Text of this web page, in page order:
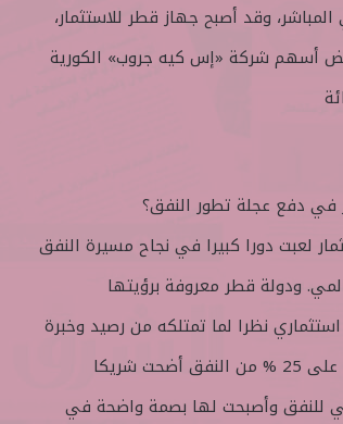
الأجنبي المباشر، وقد أصبح جهاز قطر للاستثمار،
أسهم شركة «إس كيه جروب» الكورية
في دفع عجلة تطور النفق؟
لعبت دورا كبيرا في نجاح مسيرة النفق
ودولة قطر معروفة برؤيتها
نظرا لما تمتلكه من رصيد وخبرة
واسعة في كافة المجالات الاستثمارية وباستحواذها على 25 % من النفق أضحت شريكا
للنفق وأصبحت لها بصمة واضحة في